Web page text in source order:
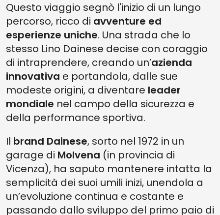
Questo viaggio segnò l'inizio di un lungo
percorso, ricco di avventure ed
esperienze uniche. Una strada che lo
stesso Lino Dainese decise con coraggio
di intraprendere, creando un’azienda
innovativa e portandola, dalle sue
modeste origini, a diventare leader
mondiale nel campo della sicurezza e
della performance sportiva.
Il brand Dainese, sorto nel 1972 in un
garage di Molvena (in provincia di
Vicenza), ha saputo mantenere intatta la
semplicità dei suoi umili inizi, unendola a
un’evoluzione continua e costante e
passando dallo sviluppo del primo paio di